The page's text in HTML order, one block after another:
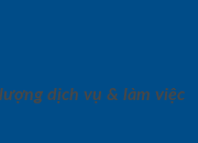
dịch vụ & làm việc